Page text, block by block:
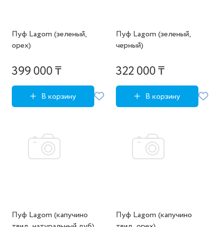
Пуф Lagom (зеленый,
орех)
399 000 ₸
В корзину
Пуф Lagom (зеленый,
черный)
322 000 ₸
В корзину
Пуф Lagom (капучино
Пуф Lagom (капучино